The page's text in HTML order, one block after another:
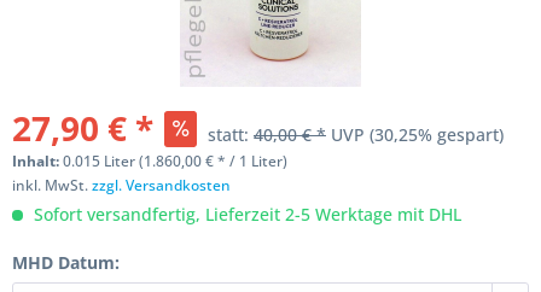
27,90 € * statt: 40,00 € * UVP (30,25% gespart)
Inhalt:0.015 Liter (1.860,00 € * / 1 Liter)
inkl. MwSt.zzgl. Versandkosten
Sofort versandfertig, Lieferzeit 2-5 Werktage mit DHL
MHD Datum: